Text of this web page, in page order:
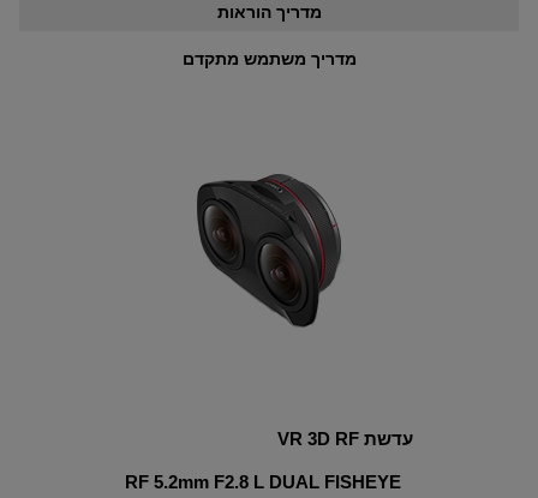
מדריך הוראות
מדריך משתמש מתקדם
עדשת VR 3D RF
RF 5.2mm F2.8 L DUAL FISHEYE